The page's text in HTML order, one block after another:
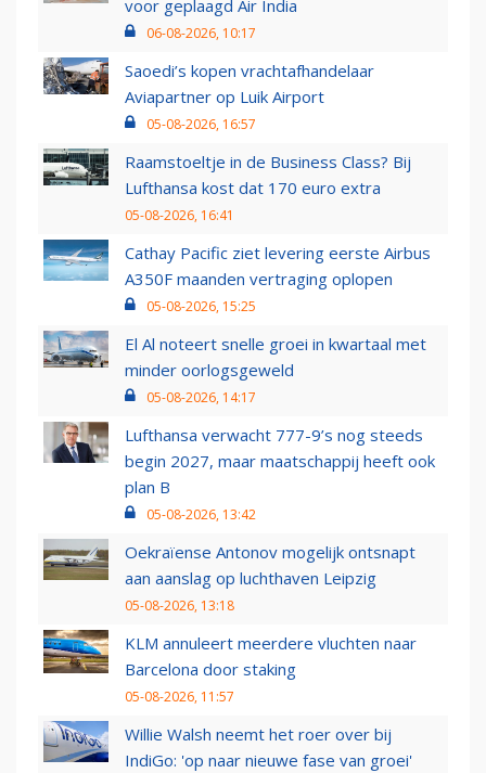
voor geplaagd Air India
06-08-2026, 10:17
Saoedi’s kopen vrachtafhandelaar
Aviapartner op Luik Airport
05-08-2026, 16:57
Raamstoeltje in de Business Class? Bij
Lufthansa kost dat 170 euro extra
05-08-2026, 16:41
Cathay Pacific ziet levering eerste Airbus
A350F maanden vertraging oplopen
05-08-2026, 15:25
El Al noteert snelle groei in kwartaal met
minder oorlogsgeweld
05-08-2026, 14:17
Lufthansa verwacht 777-9’s nog steeds
begin 2027, maar maatschappij heeft ook
plan B
05-08-2026, 13:42
Oekraïense Antonov mogelijk ontsnapt
aan aanslag op luchthaven Leipzig
05-08-2026, 13:18
KLM annuleert meerdere vluchten naar
Barcelona door staking
05-08-2026, 11:57
Willie Walsh neemt het roer over bij
IndiGo: 'op naar nieuwe fase van groei'